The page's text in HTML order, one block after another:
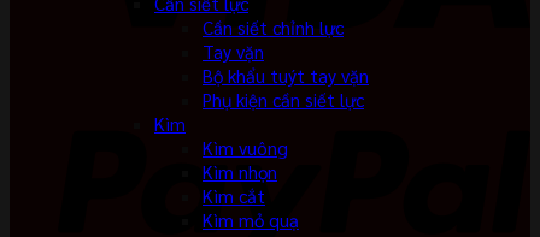
Cần siết chỉnh lực
Tay vặn
Bộ khẩu tuýt tay vặn
Phụ kiện cần siết lực
Kìm
Kìm vuông
Kìm nhọn
Kìm cắt
Kìm mỏ quạ